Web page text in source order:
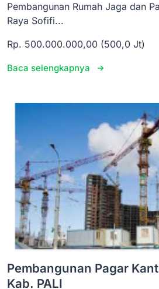
Pembangunan Rumah Jaga dan
Raya Sofifi...
Rp. 500.000.000,00 (500,0 Jt)
Baca selengkapnya
Pembangunan Pagar
Kab. PALI